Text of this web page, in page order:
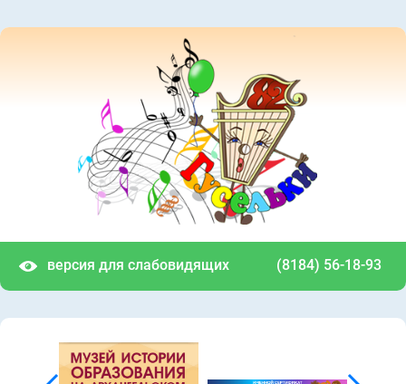
версия для слабовидящих (8184) 56-18-93